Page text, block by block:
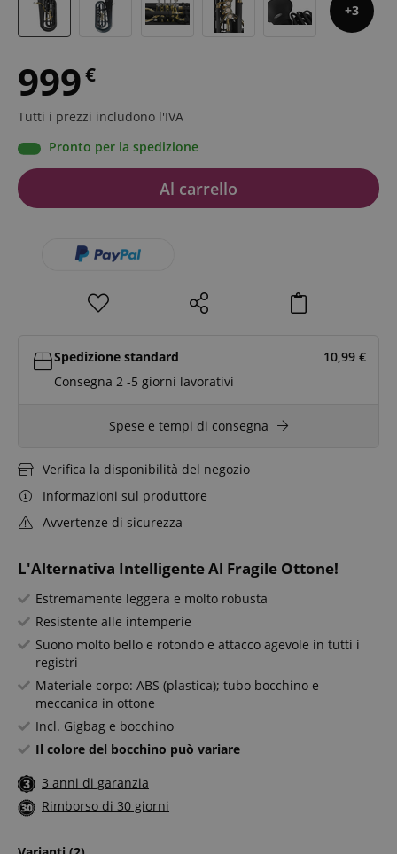
3
L'Alternativa Intelligente Al Fragile Ottone!
Estremamente leggera e molto robusta
Resistente alle intemperie
Suono molto bello e rotondo e attacco agevole in tutti i
registri
Materiale corpo: ABS (plastica); tubo bocchino e
meccanica in ottone
Incl. Gigbag e bocchino
Il colore del bocchino può variare
3 anni di garanzia
Rimborso di 30 giorni
999€
Tutti i prezzi includono l'IVA
Pronto per la spedizione
Al carrello
Spedizione standard 10,99 €
Consegna 2 -5 giorni lavorativi
Spese e tempi di consegna
Verifica la disponibilità del negozio
Informazioni sul produttore
Avvertenze di sicurezza